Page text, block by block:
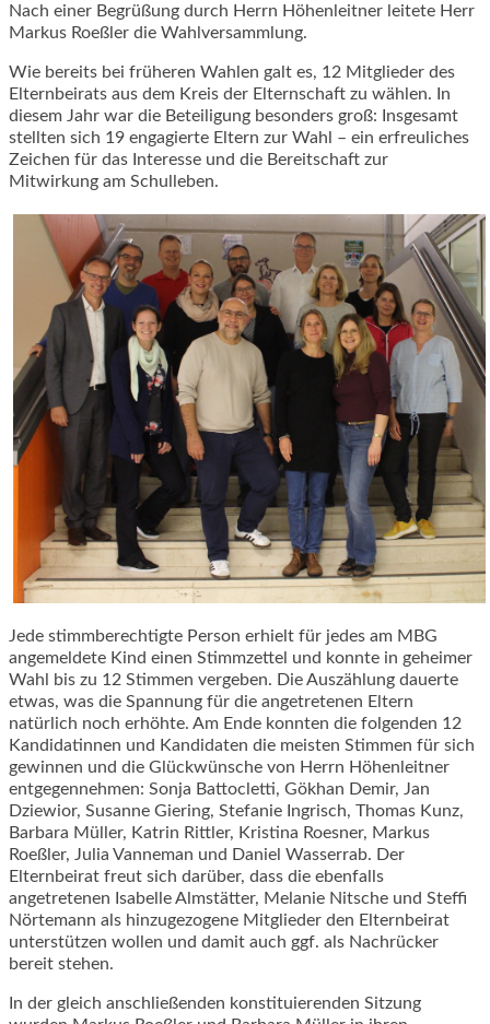
Nach einer Begrüßung durch Herrn Höhenleitner leitete Herr
Markus Roeßler die Wahlversammlung.
Wie bereits bei früheren Wahlen galt es, 12 Mitglieder des
Elternbeirats aus dem Kreis der Elternschaft zu wählen. In
diesem Jahr war die Beteiligung besonders groß: Insgesamt
stellten sich 19 engagierte Eltern zur Wahl – ein erfreuliches
Zeichen für das Interesse und die Bereitschaft zur
Mitwirkung am Schulleben.
Jede stimmberechtigte Person erhielt für jedes am MBG
angemeldete Kind einen Stimmzettel und konnte in geheimer
Wahl bis zu 12 Stimmen vergeben. Die Auszählung dauerte
etwas, was die Spannung für die angetretenen Eltern
natürlich noch erhöhte. Am Ende konnten die folgenden 12
Kandidatinnen und Kandidaten die meisten Stimmen für sich
gewinnen und die Glückwünsche von Herrn Höhenleitner
entgegennehmen: Sonja Battocletti, Gökhan Demir, Jan
Dziewior, Susanne Giering, Stefanie Ingrisch, Thomas Kunz,
Barbara Müller, Katrin Rittler, Kristina Roesner, Markus
Roeßler, Julia Vanneman und Daniel Wasserrab. Der
Elternbeirat freut sich darüber, dass die ebenfalls
angetretenen Isabelle Almstätter, Melanie Nitsche und Steffi
Nörtemann als hinzugezogene Mitglieder den Elternbeirat
unterstützen wollen und damit auch ggf. als Nachrücker
bereit stehen.
In der gleich anschließenden konstituierenden Sitzung